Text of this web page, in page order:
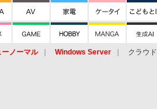
ーノーマル Windows Server クラウド